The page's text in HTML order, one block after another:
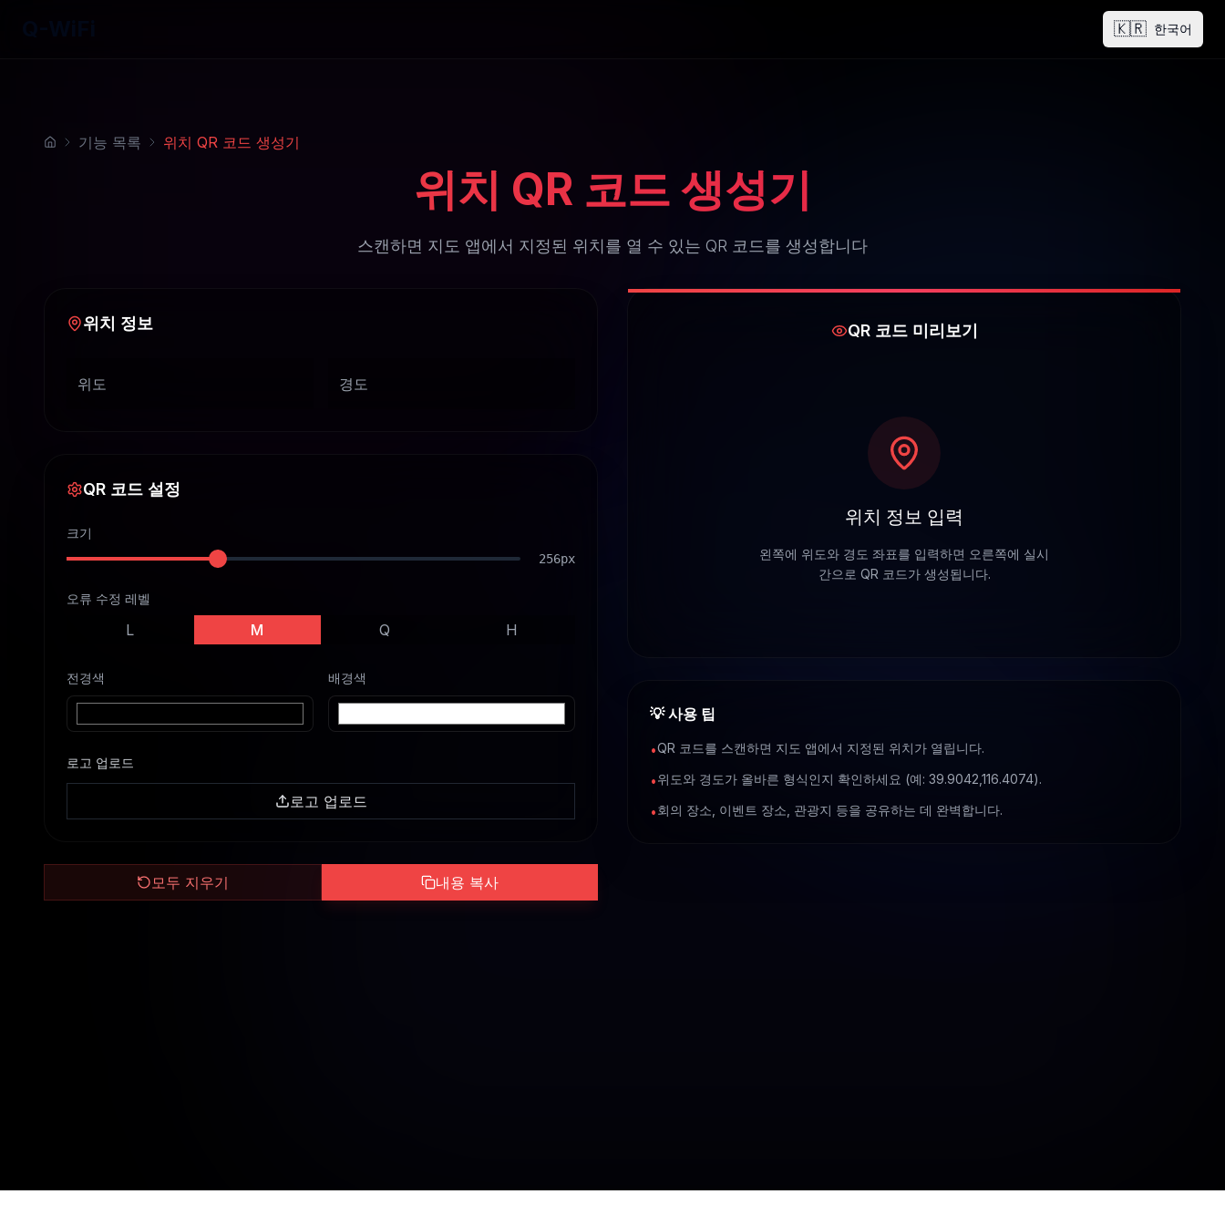
🇰🇷 한국어
기능 목록 위치 QR 코드 생성기
위치 QR 코드 생성기
스캔하면 지도 앱에서 지정된 위치를 열 수 있는 QR 코드를 생성합니다
위치 정보
위도 경도
QR 코드 설정
크기
256px
오류 수정 레벨
L M Q H
전경색 배경색
로고 업로드
로고 업로드
모두 지우기 내용 복사
QR 코드 미리보기
위치 정보 입력
왼쪽에 위도와 경도 좌표를 입력하면 오른쪽에 실시
간으로 QR 코드가 생성됩니다.
💡사용 팁
•QR 코드를 스캔하면 지도 앱에서 지정된 위치가 열립니다.
•위도와 경도가 올바른 형식인지 확인하세요 (예: 39.9042,116.4074).
•회의 장소, 이벤트 장소, 관광지 등을 공유하는 데 완벽합니다.